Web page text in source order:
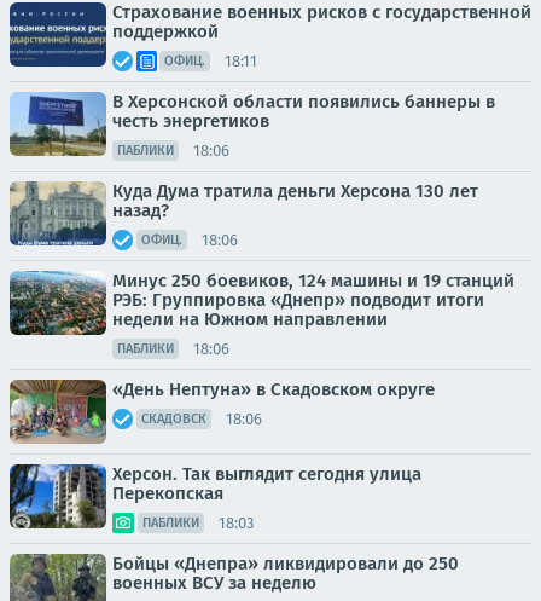
Страхование военных рисков с государственной
поддержкой
ОФИЦ. 18:11
В Херсонской области появились баннеры в
честь энергетиков
ПАБЛИКИ 18:06
Куда Дума тратила деньги Херсона 130 лет
назад?
ОФИЦ. 18:06
Минус 250 боевиков, 124 машины и 19 станций
РЭБ: Группировка «Днепр» подводит итоги
недели на Южном направлении
ПАБЛИКИ 18:06
«День Нептуна» в Скадовском округе
СКАДОВСК 18:06
Херсон. Так выглядит сегодня улица
Перекопская
ПАБЛИКИ 18:03
Бойцы «Днепра» ликвидировали до 250
военных ВСУ за неделю